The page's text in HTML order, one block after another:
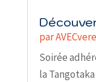
par
Soirée
la